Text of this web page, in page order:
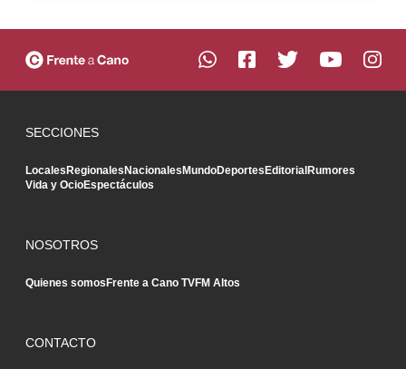
SECCIONES
LocalesRegionalesNacionalesMundoDeportesEditorialRumores
Vida y OcioEspectáculos
NOSOTROS
Quienes somosFrente a Cano TVFM Altos
CONTACTO